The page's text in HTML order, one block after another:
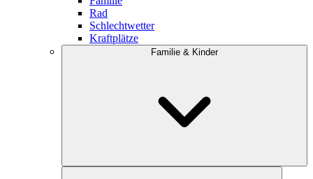
Rad
Schlechtwetter
Kraftplätze
Familie & Kinder